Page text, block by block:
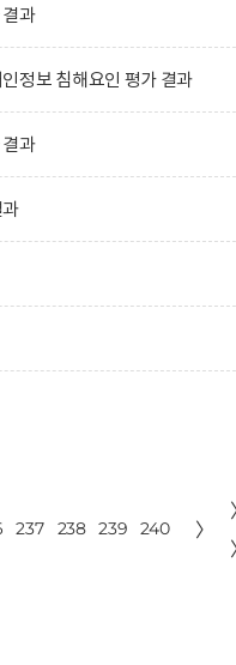
과
정보 침해요인 평가 결과
과
237 238 239 240 〉